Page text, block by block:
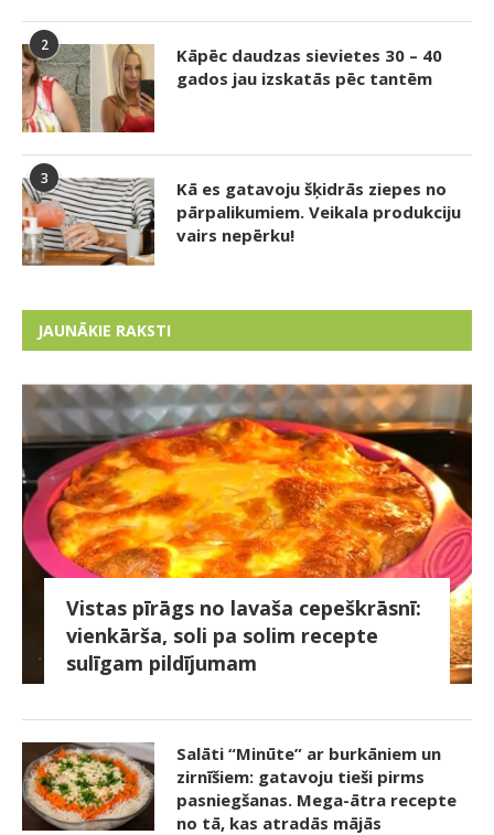
2
Kāpēc daudzas sievietes 30 – 40
gados jau izskatās pēc tantēm
3
Kā es gatavoju šķidrās ziepes no
pārpalikumiem. Veikala produkciju
vairs nepērku!
JAUNĀKIE RAKSTI
Vistas pīrāgs no lavaša cepeškrāsnī:
vienkārša, soli pa solim recepte
sulīgam pildījumam
Salāti “Minūte” ar burkāniem un
zirnīšiem: gatavoju tieši pirms
pasniegšanas. Mega-ātra recepte
no tā, kas atradās mājās